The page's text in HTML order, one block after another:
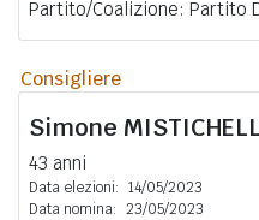
Partito/Coalizione: Partito
Consigliere
Simone
43 anni
Data elezioni: 14/05/2023
Data nomina: 23/05/2023